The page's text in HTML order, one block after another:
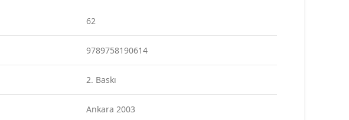
62
9789758190614
2. Baskı
Ankara 2003